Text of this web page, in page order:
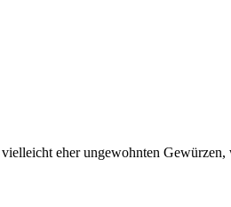
eher ungewohnten